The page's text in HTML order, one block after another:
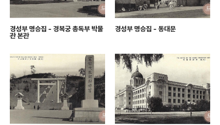
경성부 명승집 - 경복궁 총독부 박물
관 본관
경성부 명승집 - 동대문